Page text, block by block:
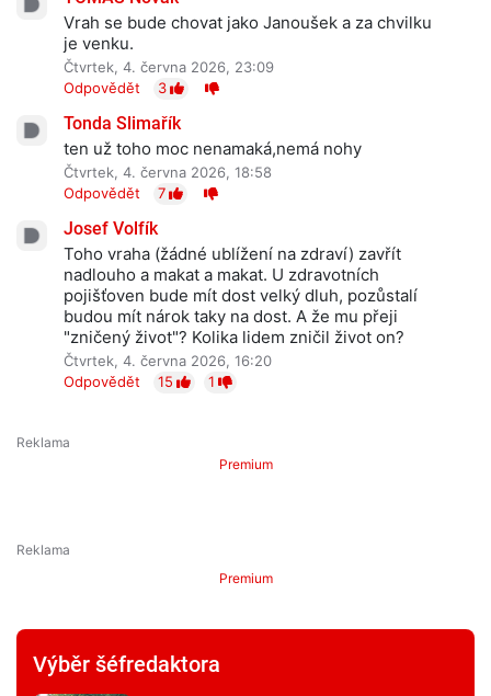
Vrah se bude chovat jako Janoušek a za chvilku
je venku.
Čtvrtek, 4. června 2026, 23:09
Odpovědět
3
Tonda Slimařík
ten už toho moc nenamaká,nemá nohy
Čtvrtek, 4. června 2026, 18:58
Odpovědět
7
Josef Volfík
Toho vraha (žádné ublížení na zdraví) zavřít
nadlouho a makat a makat. U zdravotních
pojišťoven bude mít dost velký dluh, pozůstalí
budou mít nárok taky na dost. A že mu přeji
"zničený život"? Kolika lidem zničil život on?
Čtvrtek, 4. června 2026, 16:20
Odpovědět
15 1
Premium
Premium
Výběr šéfredaktora